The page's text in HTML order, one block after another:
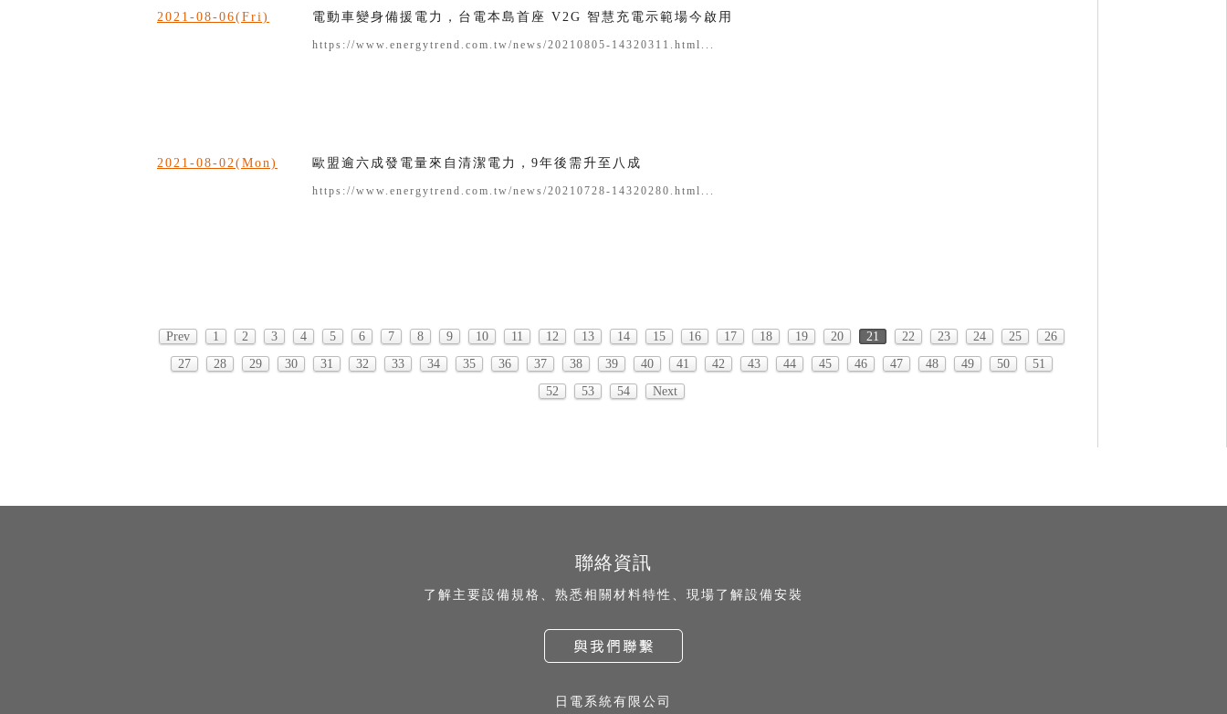
2021-08-06(Fri) 電動車變身備援電力，台電本島首座 V2G 智慧充電示範場今啟用
https://www.energytrend.com.tw/news/20210805-14320311.html...
2021-08-02(Mon) 歐盟逾六成發電量來自清潔電力，9年後需升至八成
https://www.energytrend.com.tw/news/20210728-14320280.html...
Prev 1 2 3 4 5 6 7 8 9 10 11 12 13 14 15 16 17 18 19 20 21 22 23 24 25
26
27
28 29 30 31 32 33 34 35 36 37 38 39 40 41 42 43 44 45 46 47 48 49 50
51
52
53 54 Next
聯絡資訊
了解主要設備規格、熟悉相關材料特性、現場了解設備安裝
日電系統有限公司